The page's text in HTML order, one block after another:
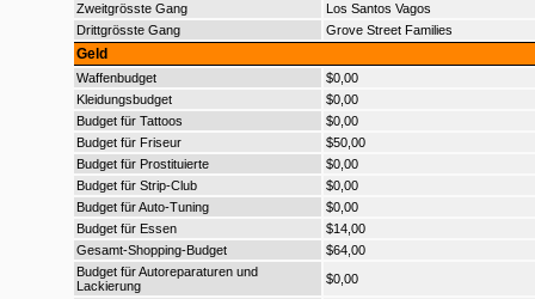
Zweitgrösste Gang
Los Santos Vagos
Drittgrösste Gang
Grove Street Families
Geld
Waffenbudget
$0,00
Kleidungsbudget
$0,00
Budget für Tattoos
$0,00
Budget für Friseur
$50,00
Budget für Prostituierte
$0,00
Budget für Strip-Club
$0,00
Budget für Auto-Tuning
$0,00
Budget für Essen
$14,00
Gesamt-Shopping-Budget
$64,00
Budget für Autoreparaturen und
Lackierung
$0,00